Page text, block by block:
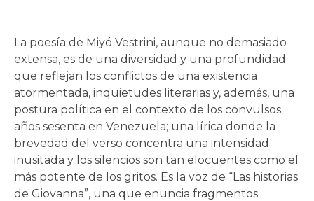
La poesía de Miyó Vestrini, aunque no demasiado
extensa, es de una diversidad y una profundidad
que reflejan los conflictos de una existencia
atormentada, inquietudes literarias y, además, una
postura política en el contexto de los convulsos
años sesenta en Venezuela; una lírica donde la
brevedad del verso concentra una intensidad
inusitada y los silencios son tan elocuentes como el
más potente de los gritos. Es la voz de “Las historias
de Giovanna”, una que enuncia fragmentos